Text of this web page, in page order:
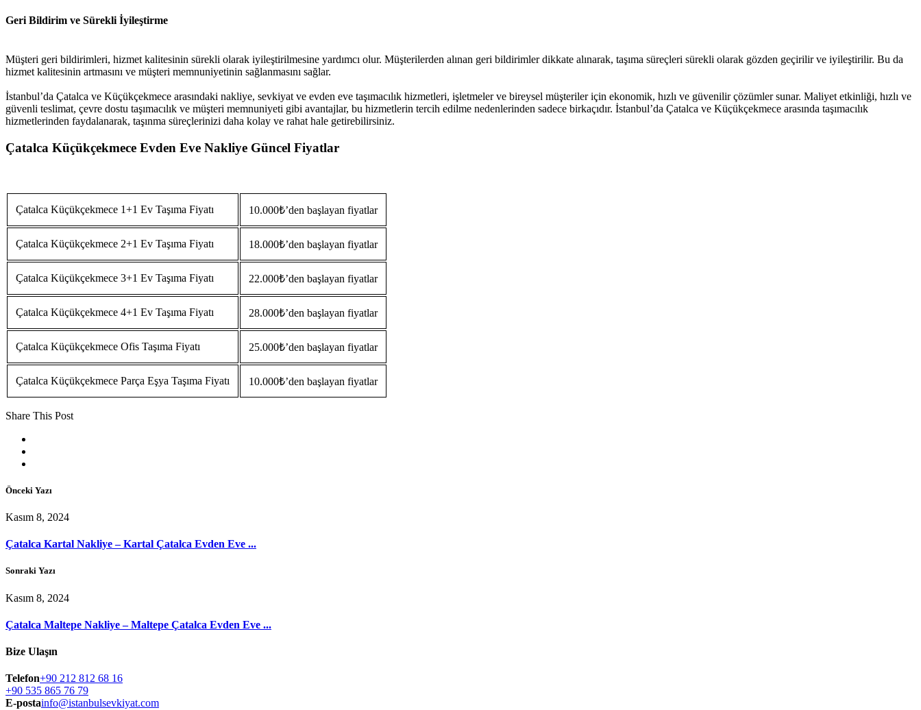
Geri Bildirim ve Sürekli İyileştirme
Müşteri geri bildirimleri, hizmet kalitesinin sürekli olarak iyileştirilmesine yardımcı olur. Müşterilerden alınan geri bildirimler dikkate alınarak, taşıma süreçleri sürekli olarak gözden geçirilir ve iyileştirilir. Bu da
hizmet kalitesinin artmasını ve müşteri memnuniyetinin sağlanmasını sağlar.
İstanbul’da Çatalca ve Küçükçekmece arasındaki nakliye, sevkiyat ve evden eve taşımacılık hizmetleri, işletmeler ve bireysel müşteriler için ekonomik, hızlı ve güvenilir çözümler sunar. Maliyet etkinliği, hızlı ve
güvenli teslimat, çevre dostu taşımacılık ve müşteri memnuniyeti gibi avantajlar, bu hizmetlerin tercih edilme nedenlerinden sadece birkaçıdır. İstanbul’da Çatalca ve Küçükçekmece arasında taşımacılık
hizmetlerinden faydalanarak, taşınma süreçlerinizi daha kolay ve rahat hale getirebilirsiniz.
Çatalca Küçükçekmece Evden Eve Nakliye Güncel Fiyatlar
Çatalca Küçükçekmece 1+1 Ev Taşıma Fiyatı 10.000₺’den başlayan fiyatlar
Çatalca Küçükçekmece 2+1 Ev Taşıma Fiyatı 18.000₺’den başlayan fiyatlar
Çatalca Küçükçekmece 3+1 Ev Taşıma Fiyatı 22.000₺’den başlayan fiyatlar
Çatalca Küçükçekmece 4+1 Ev Taşıma Fiyatı 28.000₺’den başlayan fiyatlar
Çatalca Küçükçekmece Ofis Taşıma Fiyatı 25.000₺’den başlayan fiyatlar
Çatalca Küçükçekmece Parça Eşya Taşıma Fiyatı 10.000₺’den başlayan fiyatlar
Share This Post
Önceki Yazı
Kasım 8, 2024
Çatalca Kartal Nakliye – Kartal Çatalca Evden Eve ...
Sonraki Yazı
Kasım 8, 2024
Çatalca Maltepe Nakliye – Maltepe Çatalca Evden Eve ...
Bize Ulaşın
Telefon+90 212 812 68 16
+90 535 865 76 79
E-postainfo@istanbulsevkiyat.com